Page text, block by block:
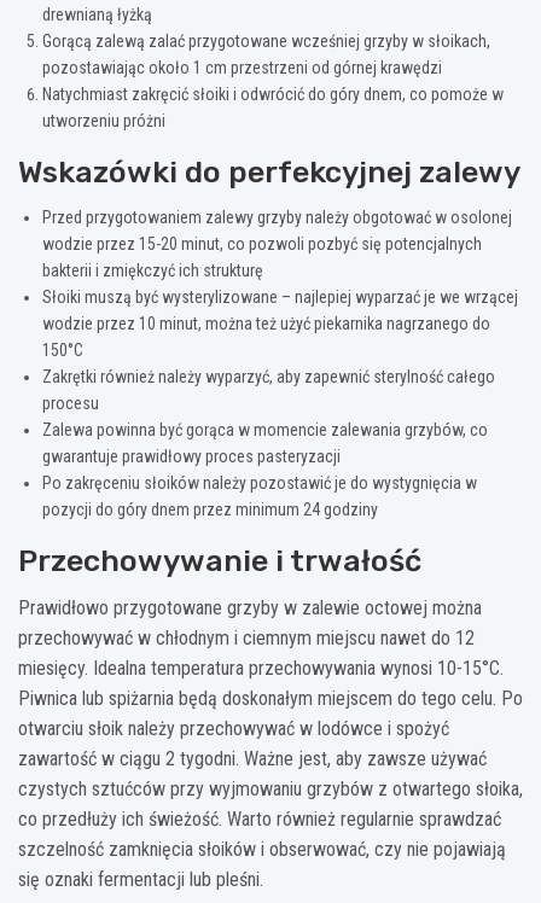
drewnianą łyżką
Gorącą zalewą zalać przygotowane wcześniej grzyby w słoikach,
pozostawiając około 1 cm przestrzeni od górnej krawędzi
Natychmiast zakręcić słoiki i odwrócić do góry dnem, co pomoże w
utworzeniu próżni
Wskazówki do perfekcyjnej zalewy
Przed przygotowaniem zalewy grzyby należy obgotować w osolonej
wodzie przez 15-20 minut, co pozwoli pozbyć się potencjalnych
bakterii i zmiękczyć ich strukturę
Słoiki muszą być wysterylizowane – najlepiej wyparzać je we wrzącej
wodzie przez 10 minut, można też użyć piekarnika nagrzanego do
150°C
Zakrętki również należy wyparzyć, aby zapewnić sterylność całego
procesu
Zalewa powinna być gorąca w momencie zalewania grzybów, co
gwarantuje prawidłowy proces pasteryzacji
Po zakręceniu słoików należy pozostawić je do wystygnięcia w
pozycji do góry dnem przez minimum 24 godziny
Przechowywanie i trwałość
Prawidłowo przygotowane grzyby w zalewie octowej można
przechowywać w chłodnym i ciemnym miejscu nawet do 12
miesięcy. Idealna temperatura przechowywania wynosi 10-15°C.
Piwnica lub spiżarnia będą doskonałym miejscem do tego celu. Po
otwarciu słoik należy przechowywać w lodówce i spożyć
zawartość w ciągu 2 tygodni. Ważne jest, aby zawsze używać
czystych sztućców przy wyjmowaniu grzybów z otwartego słoika,
co przedłuży ich świeżość. Warto również regularnie sprawdzać
szczelność zamknięcia słoików i obserwować, czy nie pojawiają
się oznaki fermentacji lub pleśni.